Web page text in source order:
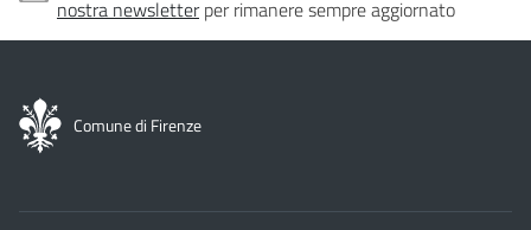
nostra newsletterper rimanere sempre aggiornato
Comune di Firenze